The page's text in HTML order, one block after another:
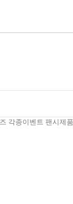
각종이벤트 팬시제